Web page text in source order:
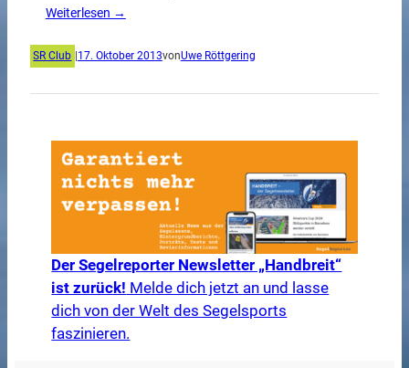
Weiterlesen →
SR Club 17. Oktober 2013vonUwe Röttgering
Der Segelreporter Newsletter „Handbreit“
ist zurück! Melde dich jetzt an und lasse
dich von der Welt des Segelsports
faszinieren.